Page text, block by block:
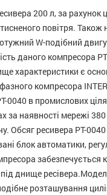
200 л, за рахунок
повітря. Також
W-подібний
даного компресора
характеристики є
компресора
0040 в промислових
за наявності мережі
Обсяг ресивера РТ-
блок автоматики,
забезпечується
днище
розташування